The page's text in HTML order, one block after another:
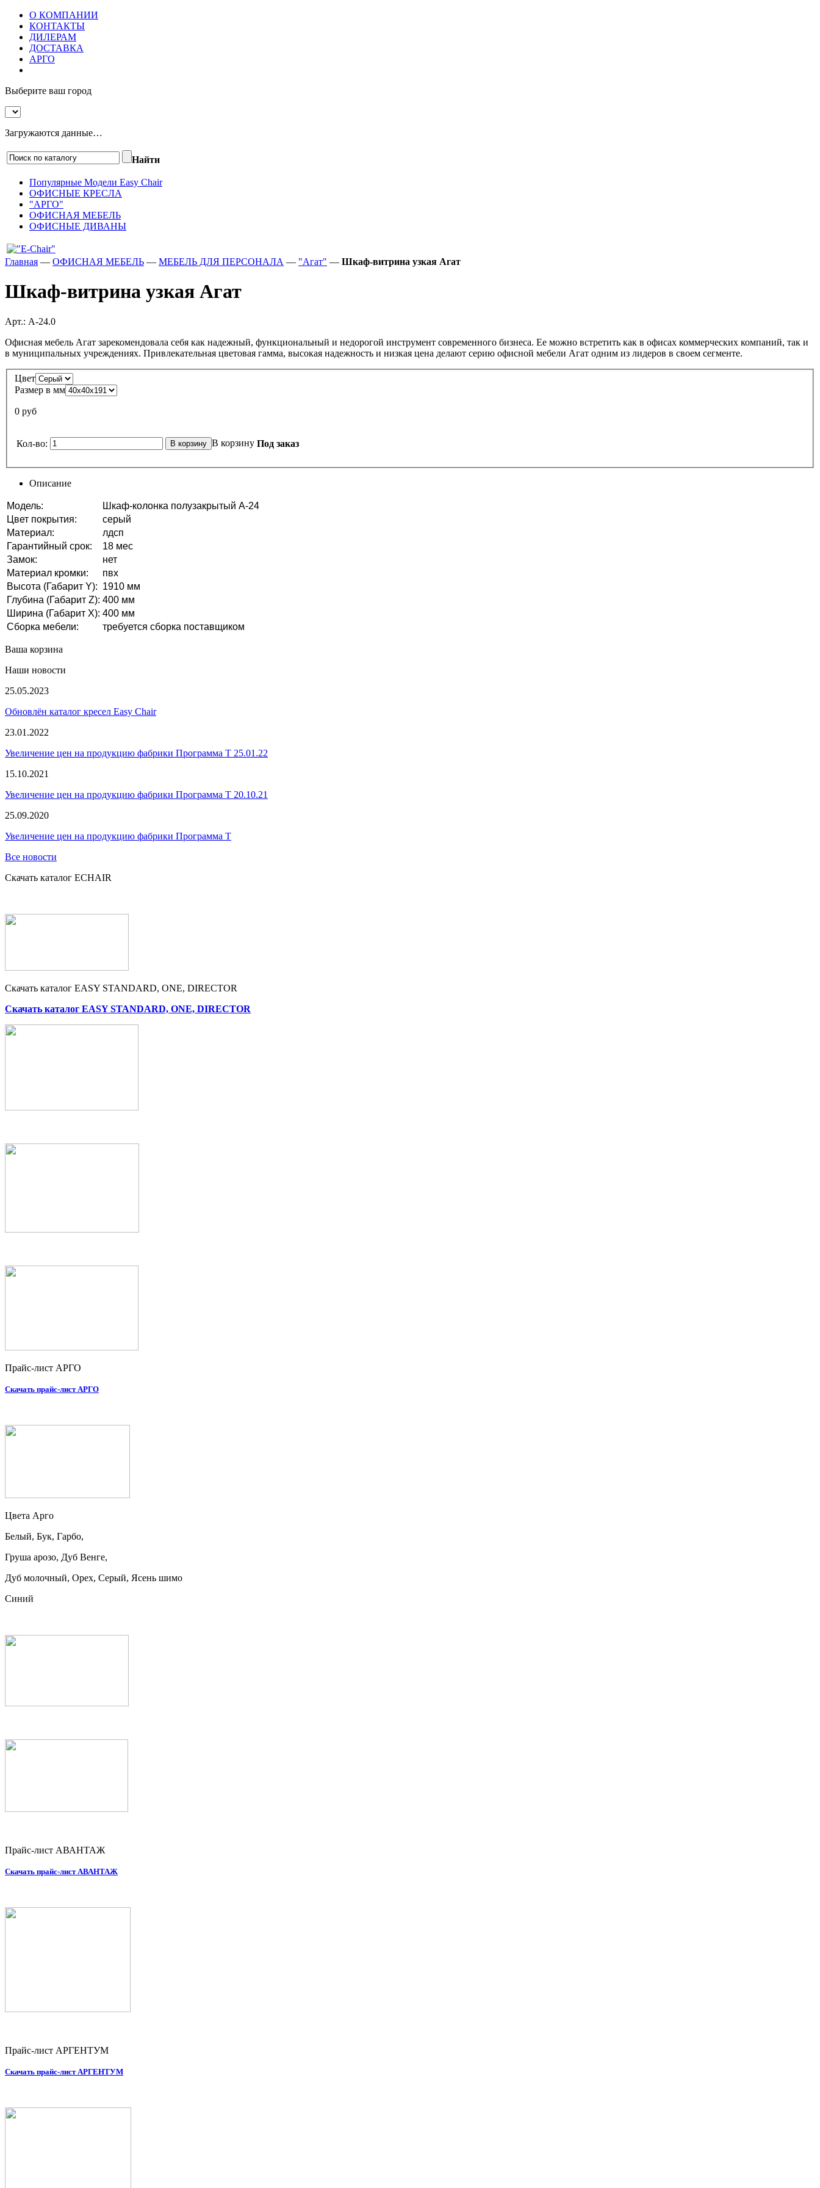
О КОМПАНИИ
КОНТАКТЫ
ДИЛЕРАМ
ДОСТАВКА
АРГО
Выберите ваш город
Загружаются данные…
Найти
Популярные Модели Easy Chair
ОФИСНЫЕ КРЕСЛА
"АРГО"
ОФИСНАЯ МЕБЕЛЬ
ОФИСНЫЕ ДИВАНЫ
Главная — ОФИСНАЯ МЕБЕЛЬ — МЕБЕЛЬ ДЛЯ ПЕРСОНАЛА — "Агат" — Шкаф-витрина узкая Агат
Шкаф-витрина узкая Агат
Арт.: А-24.0
Офисная мебель Агат зарекомендовала себя как надежный, функциональный и недорогой инструмент современного бизнеса. Ее можно встретить как в офисах коммерческих компаний, так и
в муниципальных учреждениях. Привлекательная цветовая гамма, высокая надежность и низкая цена делают серию офисной мебели Агат одним из лидеров в своем сегменте.
Цвет
Размер в мм
0 руб
Кол-во: В корзину Под заказ
Описание
Модель:
Шкаф-колонка полузакрытый А-24
Цвет покрытия:
серый
Материал:
лдсп
Гарантийный срок:
18 мес
Замок:
нет
Материал кромки:
пвх
Высота (Габарит Y): 1910 мм
Глубина (Габарит Z): 400 мм
Ширина (Габарит X): 400 мм
Сборка мебели:
требуется сборка поставщиком
Ваша корзина
Наши новости
25.05.2023
Обновлён каталог кресел Easy Chair
23.01.2022
Увеличение цен на продукцию фабрики Программа Т 25.01.22
15.10.2021
Увеличение цен на продукцию фабрики Программа Т 20.10.21
25.09.2020
Увеличение цен на продукцию фабрики Программа Т
Все новости
Скачать каталог ECHAIR
Скачать каталог EASY STANDARD, ONE, DIRECTOR
Скачать каталог EASY STANDARD, ONE, DIRECTOR
Прайс-лист АРГО
Скачать прайс-лист АРГО
Цвета Арго
Белый, Бук, Гарбо,
Груша арозо, Дуб Венге,
Дуб молочный, Орех, Серый, Ясень шимо
Синий
Прайс-лист АВАНТАЖ
Скачать прайс-лист АВАНТАЖ
Прайс-лист АРГЕНТУМ
Скачать прайс-лист АРГЕНТУМ